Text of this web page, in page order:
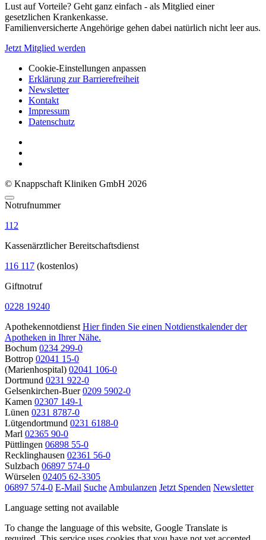
Lust auf Vorteile? Geht ganz einfach - als Mitglied einer
gesetzlichen Krankenkasse.
Familienversicherte Angehörige gehen dabei natürlich nicht leer aus.
Jetzt Mitglied werden
Cookie-Einstellungen anpassen
Erklärung zur Barrierefreiheit
Newsletter
Kontakt
Impressum
Datenschutz
© Knappschaft Kliniken GmbH 2026
Notrufnummer
112
Kassenärztlicher Bereitschaftsdienst
116 117 (kostenlos)
Giftnotruf
0228 19240
Apothekennotdienst Hier finden Sie einen Notdienstkalender der
Apotheken in Ihrer Nähe.
Bochum 0234 299-0
Bottrop 02041 15-0
(Marienhospital) 02041 106-0
Dortmund 0231 922-0
Gelsenkirchen-Buer 0209 5902-0
Kamen 02307 149-1
Lünen 0231 8787-0
Lütgendortmund 0231 6188-0
Marl 02365 90-0
Püttlingen 06898 55-0
Recklinghausen 02361 56-0
Sulzbach 06897 574-0
Würselen 02405 62-3305
06897 574-0 E-Mail Suche Ambulanzen Jetzt Spenden Newsletter
Language setting not available
To change the language of this website, Google Translate is